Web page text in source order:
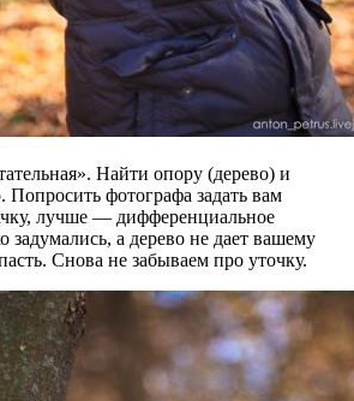
Найти опору (дерево) и
Попросить фотографа задать вам
лучше — дифференциальное
задумались, а дерево не дает вашему
Снова не забываем про уточку.